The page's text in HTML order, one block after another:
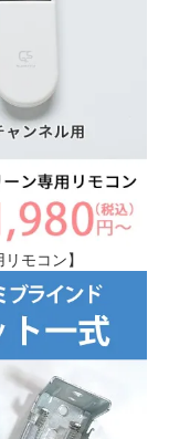
モコン】